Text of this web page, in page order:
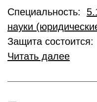
Специальность:
науки
Защита
Читать далее